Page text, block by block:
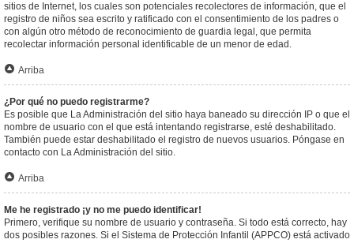
sitios de Internet, los cuales son potenciales recolectores de información, que el
registro de niños sea escrito y ratificado con el consentimiento de los padres o
con algún otro método de reconocimiento de guardia legal, que permita
recolectar información personal identificable de un menor de edad.
Arriba
¿Por qué no puedo registrarme?
Es posible que La Administración del sitio haya baneado su dirección IP o que el
nombre de usuario con el que está intentando registrarse, esté deshabilitado.
También puede estar deshabilitado el registro de nuevos usuarios. Póngase en
contacto con La Administración del sitio.
Arriba
Me he registrado ¡y no me puedo identificar!
Primero, verifique su nombre de usuario y contraseña. Si todo está correcto, hay
dos posibles razones. Si el Sistema de Protección Infantil (APPCO) está activado